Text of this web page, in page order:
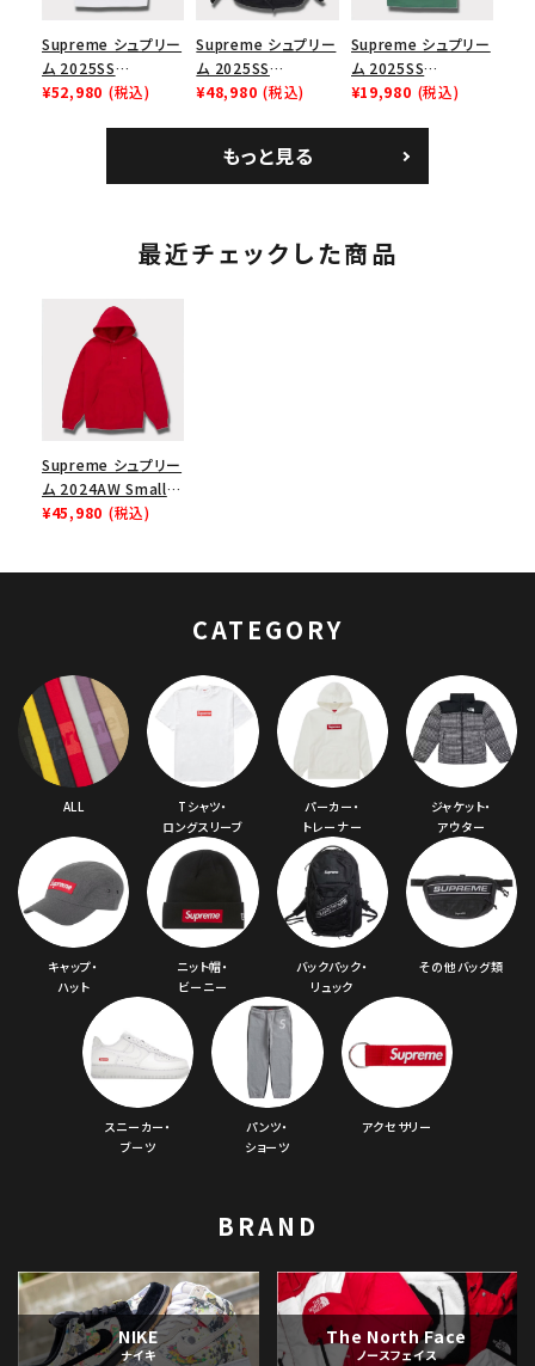
Supreme シュプリー
ム 2025SS
Bandana Football
¥52,980 (税込)
Supreme シュプリー
ム 2025SS
Backpack バックパッ
¥48,980 (税込)
Supreme シュプリー
ム 2025SS
Homerun Tee ホー
¥19,980 (税込)
もっと見る
最近チェックした商品
Supreme シュプリー
ム 2024AW Small
Box Hooded
¥45,980 (税込)
CATEGORY
ALL
Tシャツ・
ロングスリーブ
パーカー・
トレーナー
ジャケット・
アウター
キャップ・
ハット
ニット帽・
ビーニー
バックパック・
リュック
その他バッグ類
スニーカー・
ブーツ
パンツ・
ショーツ
アクセサリー
BRAND
NIKE
ナイキ
The North Face
ノースフェイス